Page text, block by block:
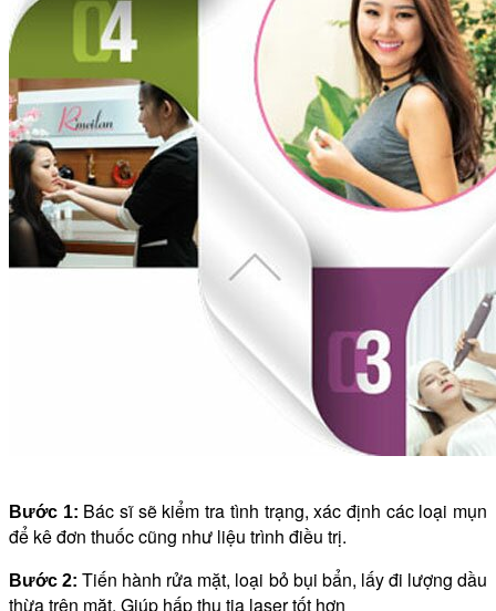
Bước 1: Bác sĩ sẽ kiểm tra tình trạng, xác định các loại mụn
để kê đơn thuốc cũng như liệu trình điều trị.
Bước 2: Tiến hành rửa mặt, loại bỏ bụi bẩn, lấy đi lượng dầu
thừa trên mặt. Giúp hấp thu tia laser tốt hơn